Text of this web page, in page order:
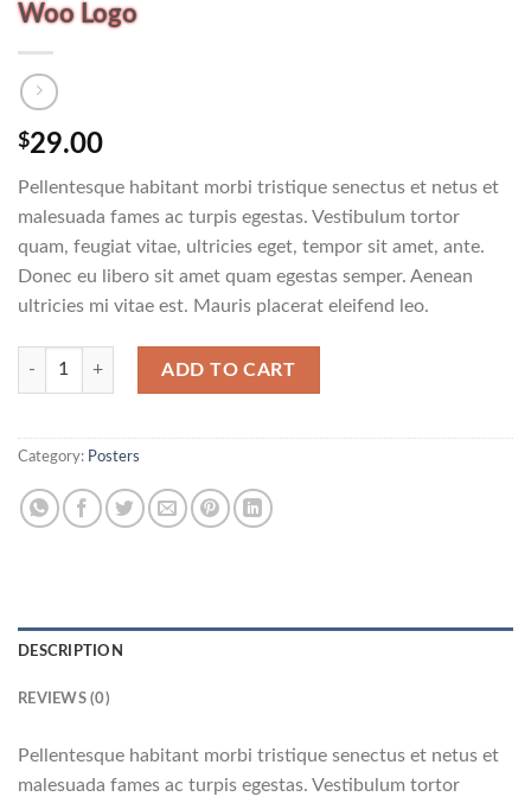
Woo Logo
$29.00
Pellentesque habitant morbi tristique senectus et netus et
malesuada fames ac turpis egestas. Vestibulum tortor
quam, feugiat vitae, ultricies eget, tempor sit amet, ante.
Donec eu libero sit amet quam egestas semper. Aenean
ultricies mi vitae est. Mauris placerat eleifend leo.
Woo Logo quantity
ADD TO CART
Category: Posters
DESCRIPTION
REVIEWS (0)
Pellentesque habitant morbi tristique senectus et netus et
malesuada fames ac turpis egestas. Vestibulum tortor